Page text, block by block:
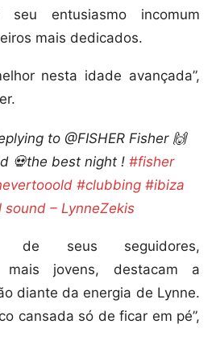
seu entusiasmo incomum
mais dedicados.
nesta idade avançada”,
to @FISHER Fisher 🙌
💀the best night ! #fisher
#clubbing #ibiza
– LynneZekis
de seus seguidores,
mais jovens, destacam a
diante da energia de Lynne.
cansada só de ficar em pé”,